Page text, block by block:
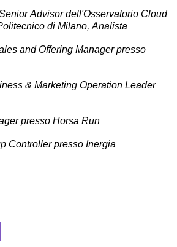
Advisor dell'Osservatorio Cloud
di Milano, Analista
and Offering Manager presso
& Marketing Operation Leader
presso Horsa Run
Controller presso Inergia